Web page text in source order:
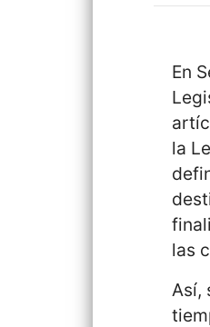
En
la
las
Así,